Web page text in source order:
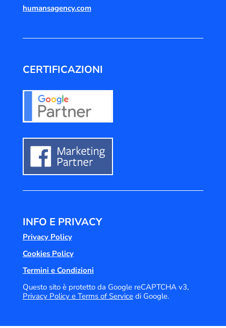
humansagency.com
CERTIFICAZIONI
INFO E PRIVACY
Privacy Policy
Cookies Policy
Termini e Condizioni
Questo sito è protetto da Google reCAPTCHA v3,
Privacy Policy e Terms of Servicedi Google.